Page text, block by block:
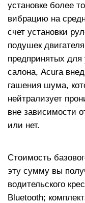
установке более
вибрацию на
счет установки
подушек
предпринятых
салона, Acura
гашения шума,
нейтрализует
вне зависимости
или нет.
Стоимость
эту сумму вы
водительского
Bluetooth;